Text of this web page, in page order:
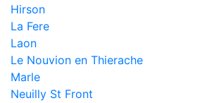
Hirson
La Fere
Laon
Le Nouvion en Thierache
Marle
Neuilly St Front